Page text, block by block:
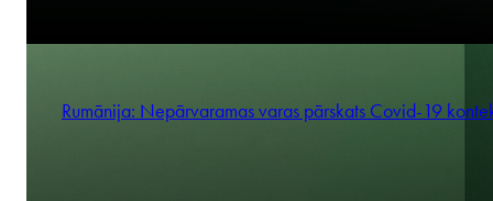
Rumānija: Nepārvaramas varas pārskats Covid-19